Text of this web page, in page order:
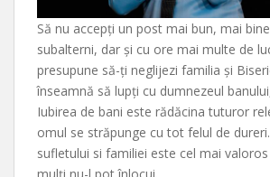
Să nu accepți un post mai bun, mai
subalterni, dar și cu ore mai multe de
presupune să-ți neglijezi familia și
înseamnă să lupți cu dumnezeul
Iubirea de bani este rădăcina tuturor
omul se străpunge cu tot felul de
sufletului si familiei este cel mai